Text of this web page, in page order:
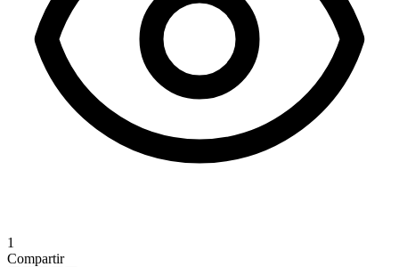
1
Compartir